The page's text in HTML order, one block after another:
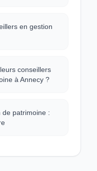
en gestion
conseillers
à Annecy ?
de patrimoine :